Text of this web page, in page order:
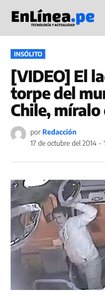
contenido
PUBLICADO
EN
INSÓLITO
[VIDEO] El
torpe del
Chile, míralo
por Redacción
17 de octubre del 2014 -